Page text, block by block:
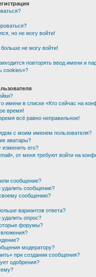
но не могу войти!
не могу войти!
повторять ввод имени и
cookies»?
имени в списке «Кто сейчас на
время!
всё равно неправильное!
с моим именем пользователя?
аватары?
изменить его?
от меня требуют войти на
сообщение?
удалить сообщение?
сообщению?
вариантов ответа?
удалить опрос?
форумы?
модератору?
при создании сообщения?
одобрения?